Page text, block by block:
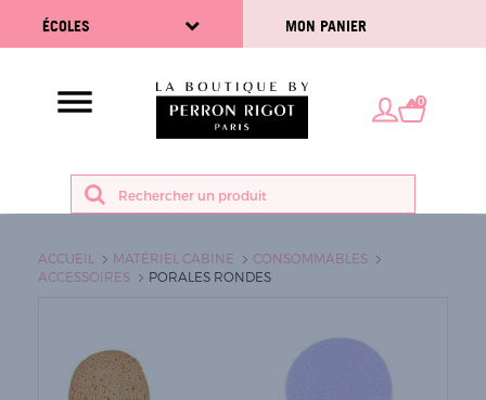
ÉCOLES MON PANIER
0
ACCUEIL MATÉRIEL CABINE
CONSOMMABLES
ACCESSOIRES
PORALES RONDES